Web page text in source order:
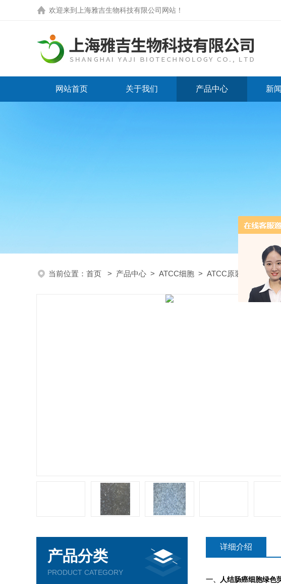
欢迎来到 上海雅吉生物科技有限公司网站 ！
网站首页 关于我们 产品中心 新
当前位置： 首页 > 产品中心 > ATCC细胞 > ATCC原装细胞系 >
产品分类
PRODUCT CATEGORY
详细介绍
一、 人结肠癌细胞绿色